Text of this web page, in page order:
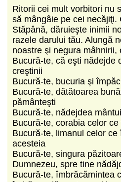
Ritorii cei mult vorbitori nu
să mângâie pe cei necăjiţi.
Stăpână, dăruieşte inimii
razele darului tău. Alungă
noastre şi negura mâhnirii,
Bucură-te, că eşti nădejde
creştinii
Bucură-te, bucuria şi
Bucură-te, dătătoarea
pământeşti
Bucură-te, nădejdea
Bucură-te, corabia celor
Bucură-te, limanul celor
acesteia
Bucură-te, singura
Dumnezeu, spre tine
Bucură-te, îmbrăcămintea